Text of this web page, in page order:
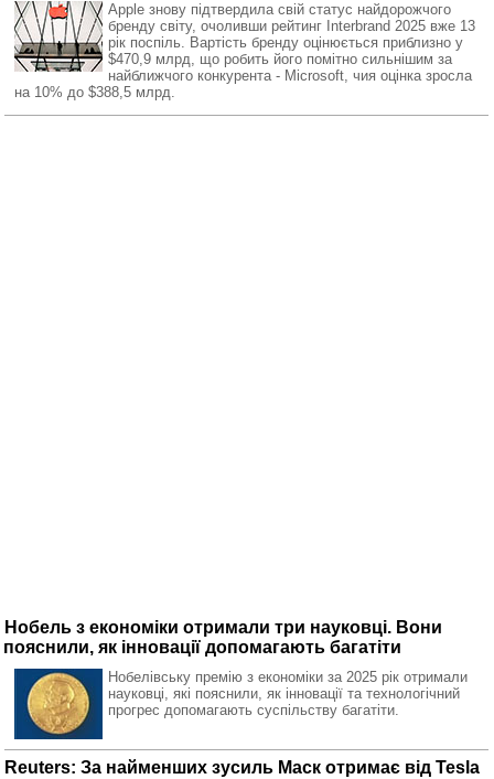
Apple знову підтвердила свій статус найдорожчого
бренду світу, очоливши рейтинг Interbrand 2025 вже 13
рік поспіль. Вартість бренду оцінюється приблизно у
$470,9 млрд, що робить його помітно сильнішим за
найближчого конкурента - Microsoft, чия оцінка зросла
на 10% до $388,5 млрд.
Нобель з економіки отримали три науковці. Вони
пояснили, як інновації допомагають багатіти
Нобелівську премію з економіки за 2025 рік отримали
науковці, які пояснили, як інновації та технологічний
прогрес допомагають суспільству багатіти.
Reuters: За найменших зусиль Маск отримає від Tesla